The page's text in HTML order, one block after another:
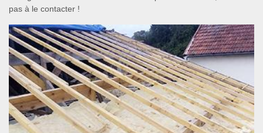
pas à le contacter !